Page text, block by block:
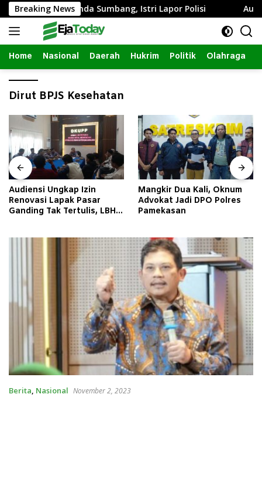
Langsung
ke
konten
Breaking News
dengan Janda Sumbang, Istri Lapor Polisi
Home Nasional Daerah Hukrim Politik Olahraga
Dirut BPJS Kesehatan
Audiensi Ungkap Izin
Renovasi Lapak Pasar
Ganding Tak Tertulis, LBH
Mangkir Dua Kali, Oknum
Advokat Jadi DPO Polres
Pamekasan
Berita, Nasional November 2, 2023